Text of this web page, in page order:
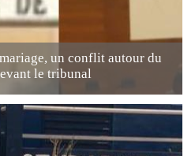
un conflit autour du
le tribunal